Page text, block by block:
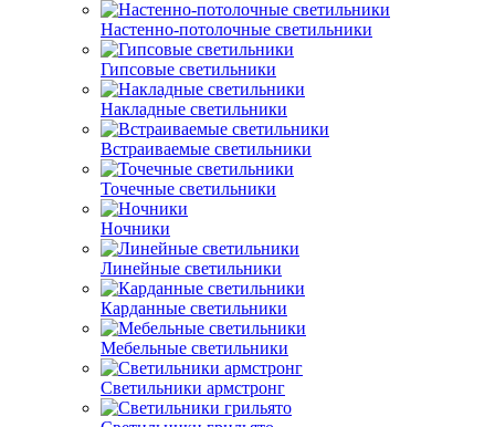
Настенно-потолочные светильники
Гипсовые светильники
Накладные светильники
Встраиваемые светильники
Точечные светильники
Ночники
Линейные светильники
Карданные светильники
Мебельные светильники
Светильники армстронг